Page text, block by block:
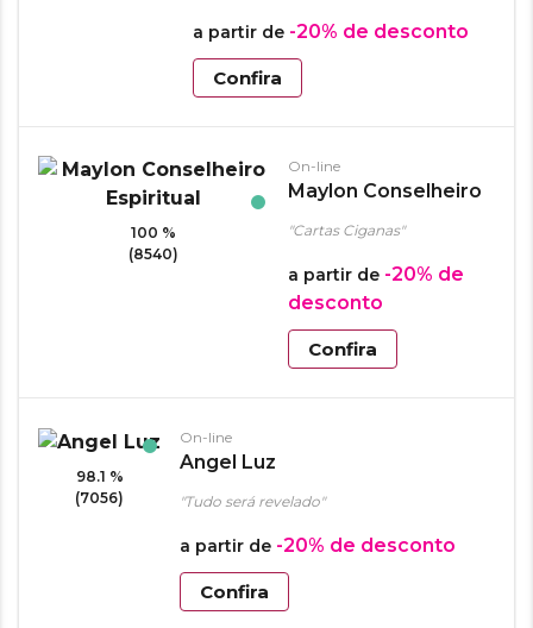
a partir de -20% de desconto
Confira
100 %
(8540)
On-line
Maylon Conselheiro
Espiritual
"Cartas Ciganas"
a partir de -20% de
desconto
Confira
98.1 %
(7056)
On-line
Angel Luz
"Tudo será revelado"
a partir de -20% de desconto
Confira